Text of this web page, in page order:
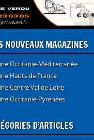
NOUVEAUX MAGAZINES
Occitanie-Méditerranée
Hauts de France
Centre Val de Loire
Occitanie-Pyrénées
D’ARTICLES